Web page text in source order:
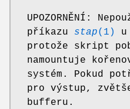
UPOZORNĚNÍ:
příkazu stap(1)
u
protože skript
namountuje
systém. Pokud
pro výstup,
bufferu.